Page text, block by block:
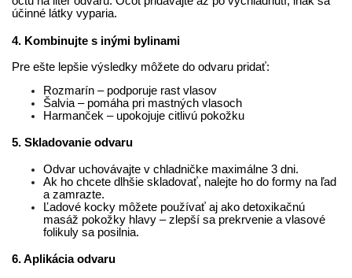
účinné látky vyparia.
4. Kombinujte s inými bylinami
Pre ešte lepšie výsledky môžete do odvaru pridať:
Rozmarín – podporuje rast vlasov
Šalvia – pomáha pri mastných vlasoch
Harmanček – upokojuje citlivú pokožku
5. Skladovanie odvaru
Odvar uchovávajte v chladničke maximálne 3 dni.
Ak ho chcete dlhšie skladovať, nalejte ho do formy na ľad
a zamrazte.
Ľadové kocky môžete používať aj ako detoxikačnú
masáž pokožky hlavy – zlepší sa prekrvenie a vlasové
folikuly sa posilnia.
6. Aplikácia odvaru